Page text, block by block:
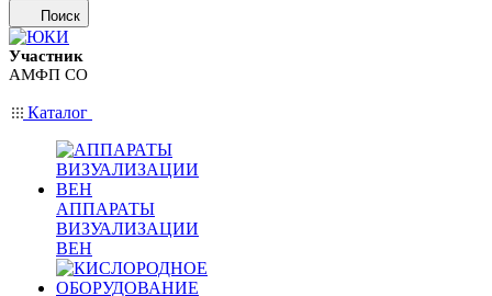
Поиск
Участник
АМФП СО
Каталог
АППАРАТЫ
ВИЗУАЛИЗАЦИИ
ВЕН